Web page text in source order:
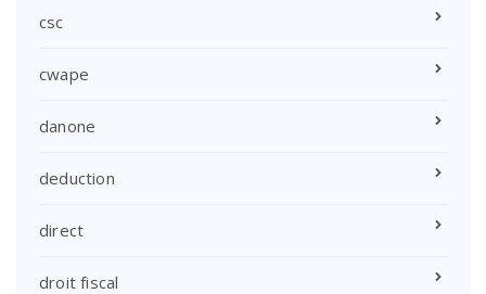
csc
cwape
danone
deduction
direct
droit fiscal